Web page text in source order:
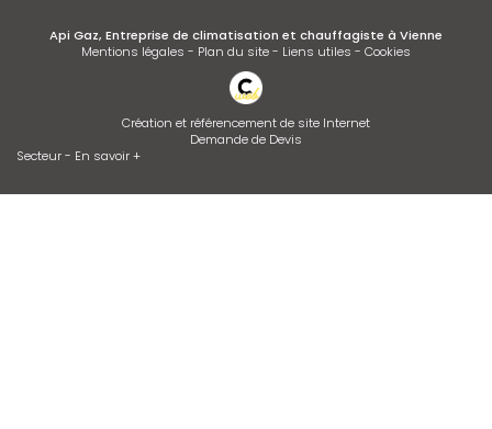
Api Gaz, Entreprise de climatisation et chauffagiste à Vienne
Mentions légales - Plan du site- Liens utiles - Cookies
Création et référencement de site Internet
Demande de Devis
Secteur- En savoir +